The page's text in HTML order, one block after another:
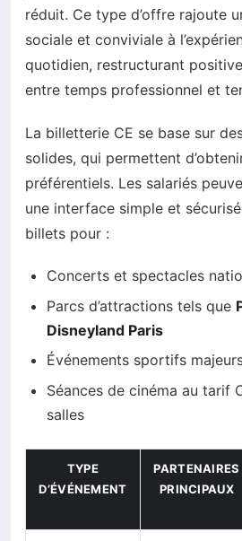
réduit. Ce type d’offre rajoute
sociale et conviviale à
quotidien, restructurant
entre temps professionnel et
La billetterie CE se base sur
solides, qui permettent
préférentiels. Les salariés
une interface simple et
billets pour :
Concerts et spectacles
Parcs d’attractions tels que
Disneyland Paris
Événements sportifs
Séances de cinéma au tarif
salles
TYPE
D’ÉVÉNEMENT
PARTENAIRES
PRINCIPAUX